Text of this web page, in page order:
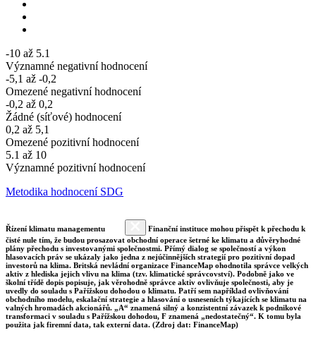
-10 až 5.1
Významné negativní hodnocení
-5,1 až -0,2
Omezené negativní hodnocení
-0,2 až 0,2
Žádné (síťové) hodnocení
0,2 až 5,1
Omezené pozitivní hodnocení
5.1 až 10
Významné pozitivní hodnocení
Metodika hodnocení SDG
Řízení klimatu managementu
Finanční instituce mohou přispět k přechodu k
čisté nule tím, že budou prosazovat obchodní operace šetrné ke klimatu a důvěryhodné
plány přechodu s investovanými společnostmi. Přímý dialog se společností a výkon
hlasovacích práv se ukázaly jako jedna z nejúčinnějších strategií pro pozitivní dopad
investorů na klima. Britská nevládní organizace FinanceMap ohodnotila správce velkých
aktiv z hlediska jejich vlivu na klima (tzv. klimatické správcovství). Podobně jako ve
školní třídě dopis popisuje, jak věrohodně správce aktiv ovlivňuje společnosti, aby je
uvedly do souladu s Pařížskou dohodou o klimatu. Patří sem například ovlivňování
obchodního modelu, eskalační strategie a hlasování o usneseních týkajících se klimatu na
valných hromadách akcionářů. „A“ znamená silný a konzistentní závazek k podnikové
transformaci v souladu s Pařížskou dohodou, F znamená „nedostatečný“. K tomu byla
použita jak firemní data, tak externí data. (Zdroj dat: FinanceMap)